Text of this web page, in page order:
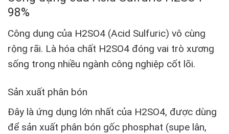
98%
Công dụng của H2SO4 (Acid Sulfuric) vô cùng
rộng rãi. Là hóa chất H2SO4 đóng vai trò xương
sống trong nhiều ngành công nghiệp cốt lõi.
Sản xuất phân bón
Đây là ứng dụng lớn nhất của H2SO4, được dùng
để sản xuất phân bón gốc phosphat (supe lân,